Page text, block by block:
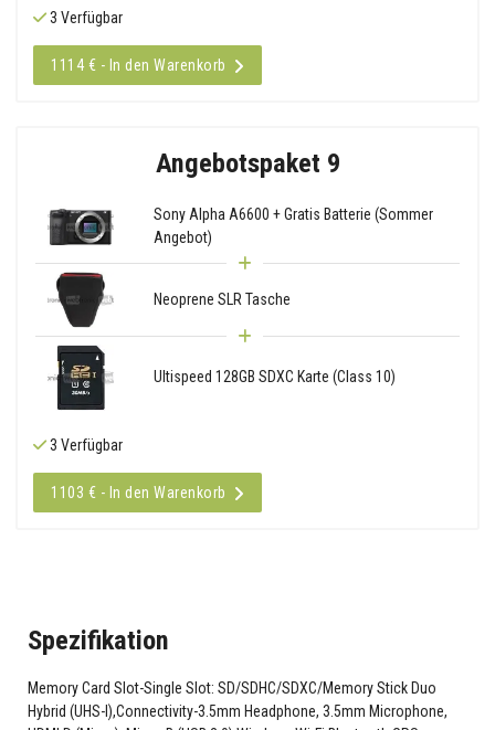
3 Verfügbar
1114 € - In den Warenkorb
Angebotspaket 9
Sony Alpha A6600 + Gratis Batterie (Sommer
Angebot)
Neoprene SLR Tasche
Ultispeed 128GB SDXC Karte (Class 10)
3 Verfügbar
1103 € - In den Warenkorb
Spezifikation
Memory Card Slot-Single Slot: SD/SDHC/SDXC/Memory Stick Duo
Hybrid (UHS-I),Connectivity-3.5mm Headphone, 3.5mm Microphone,